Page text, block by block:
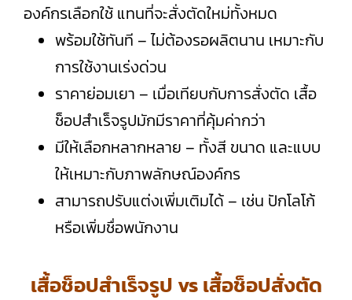
องค์กรเลือกใช้ แทนที่จะสั่งตัดใหม่ทั้งหมด
พร้อมใช้ทันที – ไม่ต้องรอผลิตนาน เหมาะกับ
การใช้งานเร่งด่วน
ราคาย่อมเยา – เมื่อเทียบกับการสั่งตัด เสื้อ
ช็อปสำเร็จรูปมักมีราคาที่คุ้มค่ากว่า
มีให้เลือกหลากหลาย – ทั้งสี ขนาด และแบบ
ให้เหมาะกับภาพลักษณ์องค์กร
สามารถปรับแต่งเพิ่มเติมได้ – เช่น ปักโลโก้
หรือเพิ่มชื่อพนักงาน
เสื้อช็อปสำเร็จรูป vs เสื้อช็อปสั่งตัด